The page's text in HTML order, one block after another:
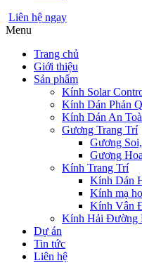
Liên hệ ngay
Menu
Trang chủ
Giới thiệu
Sản phẩm
Kính Solar
Kính Dán Phản
Kính Dán An
Gương Trang Trí
Gương
Gương
Kính Trang Trí
Kính Dán
Kính mạ
Kính Vân
Kính Hải Đường
Dự án
Tin tức
Liên hệ